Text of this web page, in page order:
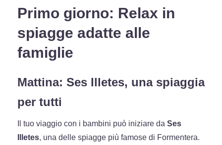
Primo giorno: Relax in
spiagge adatte alle
famiglie
Mattina: Ses Illetes, una spiaggia
per tutti
Il tuo viaggio con i bambini può iniziare da Ses
Illetes, una delle spiagge più famose di Formentera.